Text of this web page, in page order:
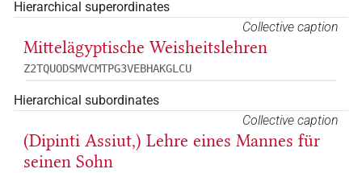
Hierarchical superordinates
Collective caption
Mittelägyptische Weisheitslehren
Z2TQUODSMVCMTPG3VEBHAKGLCU
Hierarchical subordinates
Collective caption
(Dipinti Assiut,) Lehre eines Mannes für
seinen Sohn